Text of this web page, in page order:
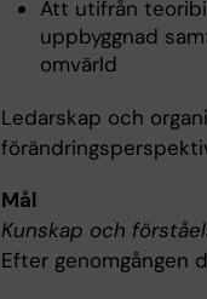
Att utifrån
uppbyggnad
omvärld
Ledarskap och
Mål
Kunskap och
Efter genomgången